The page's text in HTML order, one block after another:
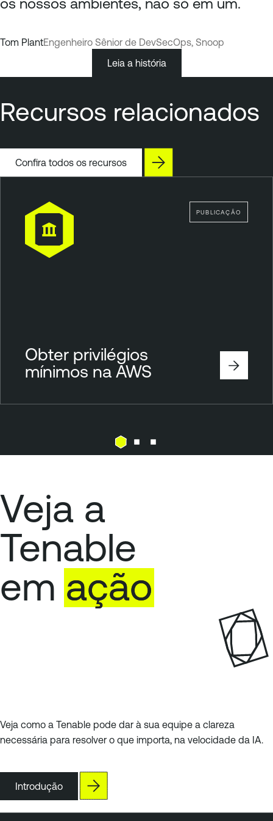
Tom PlantEngenheiro Sênior de DevSecOps, Snoop
Leia a história
Recursos relacionados
Confira todos os recursos
PUBLICAÇÃO
Obter privilégios
mínimos na AWS
Veja a
Tenable
em ação
Veja como a Tenable pode dar à sua equipe a clareza
necessária para resolver o que importa, na velocidade da IA.
Introdução